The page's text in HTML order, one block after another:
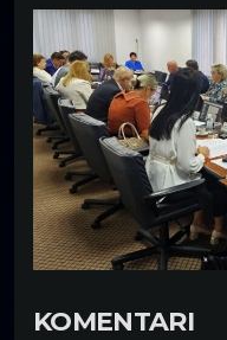
KOMENTARI